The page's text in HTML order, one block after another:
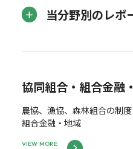
当分野別のレポ
協同組合・組合金融
農協、漁協、森林組合の制
組合金融・地域
VIEW MORE